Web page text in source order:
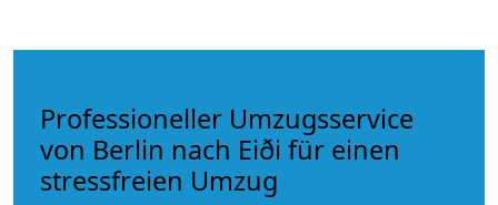
Professioneller Umzugsservice
von Berlin nach Eiði für einen
stressfreien Umzug